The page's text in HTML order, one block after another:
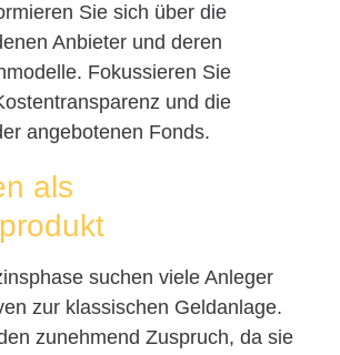
Sie sich über die
Anbieter und deren
Fokussieren Sie
und die
angebotenen Fonds.
als
suchen viele Anleger
zur klassischen Geldanlage.
zunehmend Zuspruch, da sie